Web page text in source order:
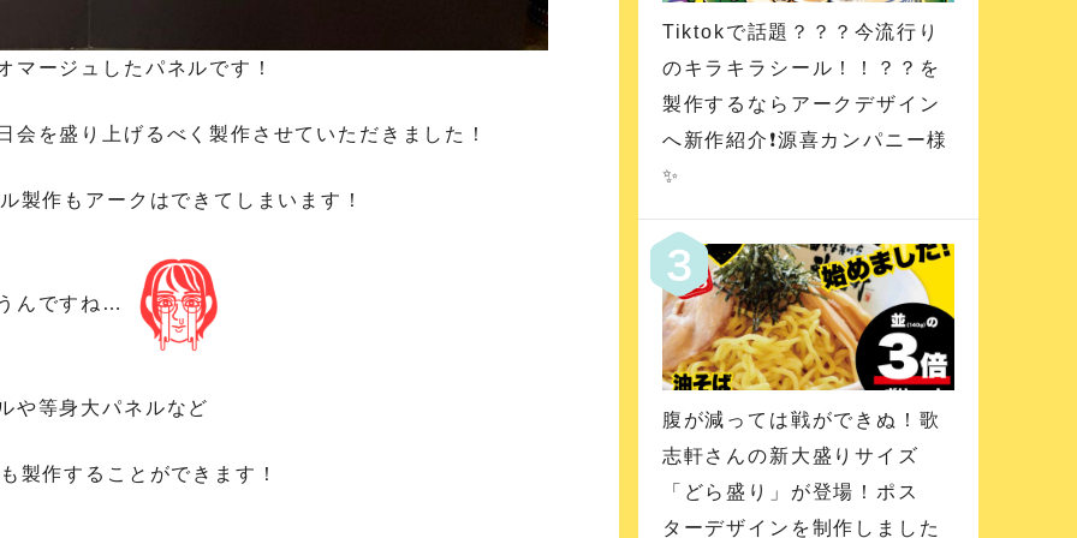
マージュしたパネルです！
を盛り上げるべく製作させていただきました！
製作もアークはできてしまいます！
んですね…
や等身大パネルなど
製作することができます！
Tiktokで話題？？？今流行り
のキラキラシール！！？？を
製作するならアークデザイン
へ新作紹介❗️源喜カンパニー様
✨
腹が減っては戦ができぬ！歌
志軒さんの新大盛りサイズ
「どら盛り」が登場！ポス
ターデザインを制作しました